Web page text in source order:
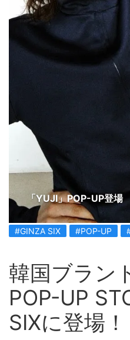
「YUJI」POP-UP登場
#GINZA SIX #POP-UP
韓国ブラン
POP-UP
SIXに登場！